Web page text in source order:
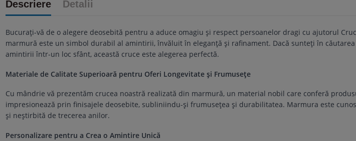
Descriere Detalii
Bucurați-vă de o alegere deosebită pentru a aduce omagiu și respect persoanelor dragi cu ajutorul
marmură este un simbol durabil al amintirii, învăluit în eleganță și rafinament. Dacă sunteți în
amintirii într-un loc sfânt, această cruce este alegerea perfectă.
Materiale de Calitate Superioară pentru Oferi Longevitate și Frumusețe
Cu mândrie vă prezentăm crucea noastră realizată din marmură, un material nobil care conferă
impresionează prin finisajele deosebite, subliniindu-și frumusețea și durabilitatea. Marmura este
și neștirbită de trecerea anilor.
Personalizare pentru a Crea o Amintire Unică